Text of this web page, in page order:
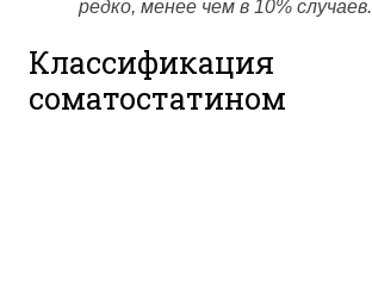
редко, менее чем в 10% случаев.
Классификация
соматостатином